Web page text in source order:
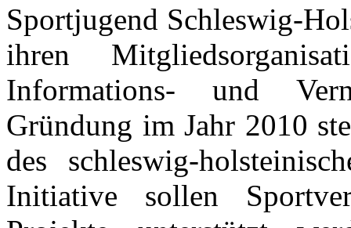
Sportjugend Schleswig-
ihren
Informations- und
Gründung im Jahr 2010
des schleswig-
Initiative sollen